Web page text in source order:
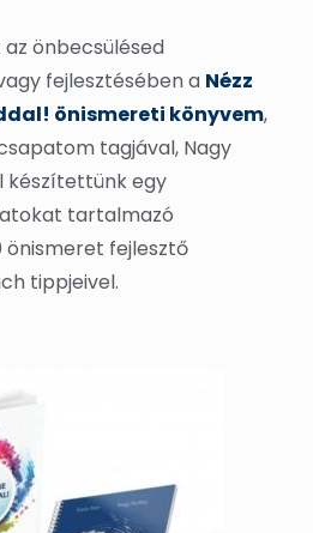
önbecsülésed
fejlesztésében a Nézz
önismereti könyvem,
tagjával, Nagy
készítettünk egy
tartalmazó
önismeret fejlesztő
tippjeivel.